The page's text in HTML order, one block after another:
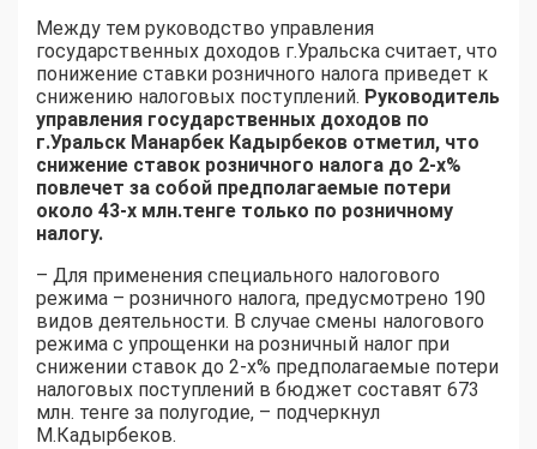
Между тем руководство управления
государственных доходов г.Уральска считает, что
понижение ставки розничного налога приведет к
снижению налоговых поступлений. Руководитель
управления государственных доходов по
г.Уральск Манарбек Кадырбеков отметил, что
снижение ставок розничного налога до 2-х%
повлечет за собой предполагаемые потери
около 43-х млн.тенге только по розничному
налогу.
– Для применения специального налогового
режима – розничного налога, предусмотрено 190
видов деятельности. В случае смены налогового
режима с упрощенки на розничный налог при
снижении ставок до 2-х% предполагаемые потери
налоговых поступлений в бюджет составят 673
млн. тенге за полугодие, – подчеркнул
М.Кадырбеков.